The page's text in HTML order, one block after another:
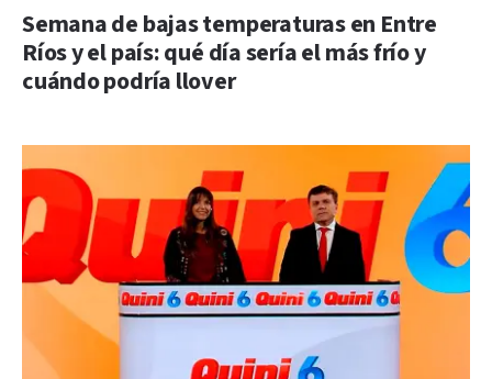
Semana de bajas temperaturas en Entre
Ríos y el país: qué día sería el más frío y
cuándo podría llover